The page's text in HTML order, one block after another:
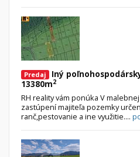
Predaj
Iný
13380m2
RH reality vám ponúka V
zastúpení majiteľa pozemky
ranč,pestovanie a ine využitie....